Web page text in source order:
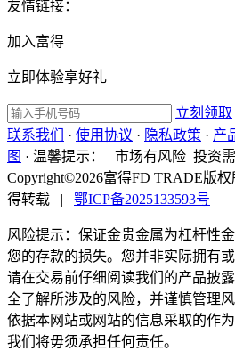
友情链接：
加入富得
立即体验享好礼
立刻领取
联系我们
· 使用协议 · 隐私政策 · 产
图 · 温馨提示：
市场有风险 投资
Copyright©2026富得FD TRADE版
得转载
| 鄂ICP备2025133593号
风险提示：保证金贵金属为杠杆性
您的存款的损失。您并非实际拥有
请在交易前仔细阅读我们的产品披
全了解所涉及的风险，并谨慎管理
依据本网站或网站的信息采取的作
我们将毋须承担任何责任。